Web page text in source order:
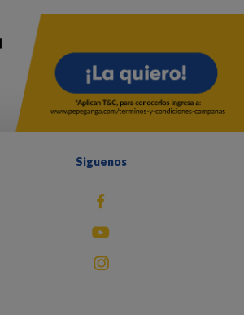
Siguenos
fb
You Tube
instagram